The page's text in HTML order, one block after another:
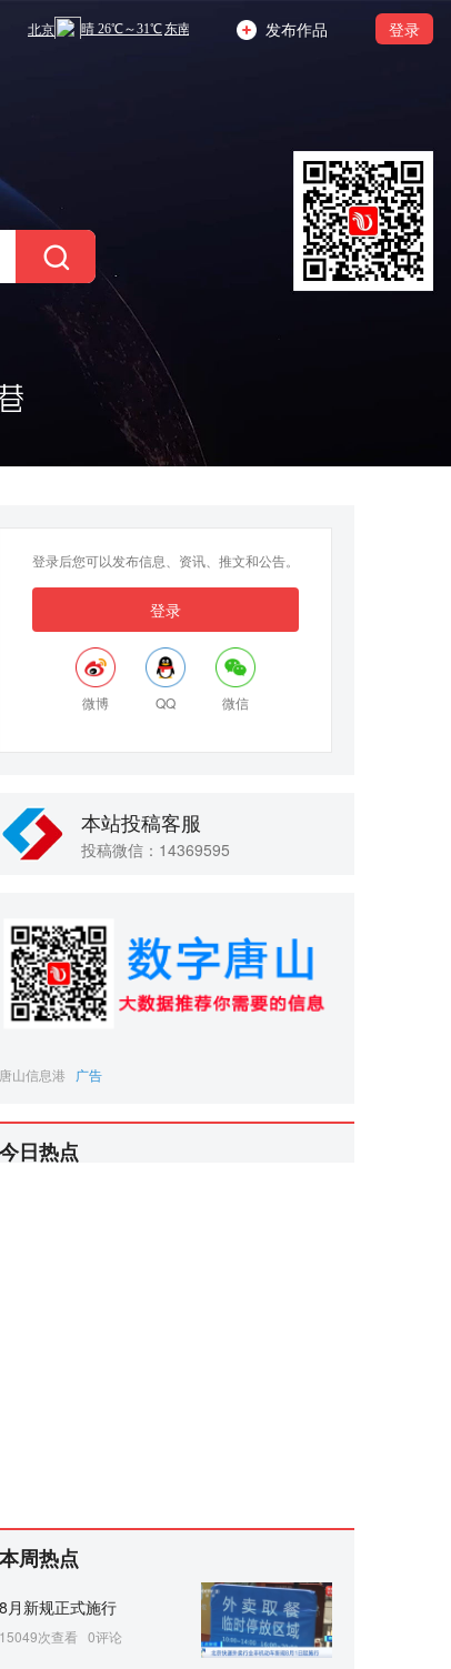
发布作品 登录
登录后您可以发布信息、资讯、推文和公告。
登录
微博 QQ 微信
本站投稿客服
投稿微信：14369595
唐山信息港 广告
今日热点
本周热点
8月新规正式施行
15049次查看 0评论